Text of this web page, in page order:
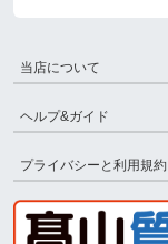
当店について
ヘルプ&ガイド
プライバシーと利用規約